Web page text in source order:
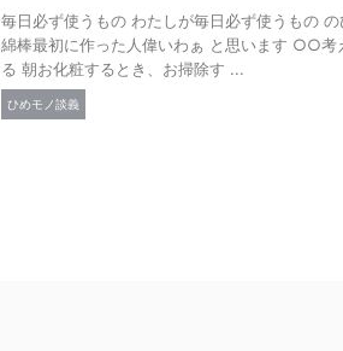
毎日必ず使うもの わたしが毎日必ず使うもの
綿棒最初に作った人偉いわぁ と思います ○○考
る 朝お化粧するとき、お掃除す ...
ひめモノ談義